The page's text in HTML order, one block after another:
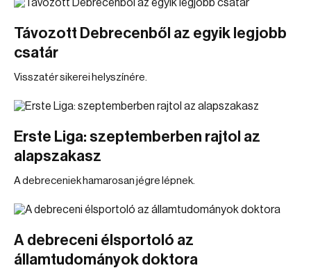
Távozott Debrecenből az egyik legjobb
csatár
Visszatér sikerei helyszínére.
Erste Liga: szeptemberben rajtol az
alapszakasz
A debreceniek hamarosan jégre lépnek.
A debreceni élsportoló az
államtudományok doktora